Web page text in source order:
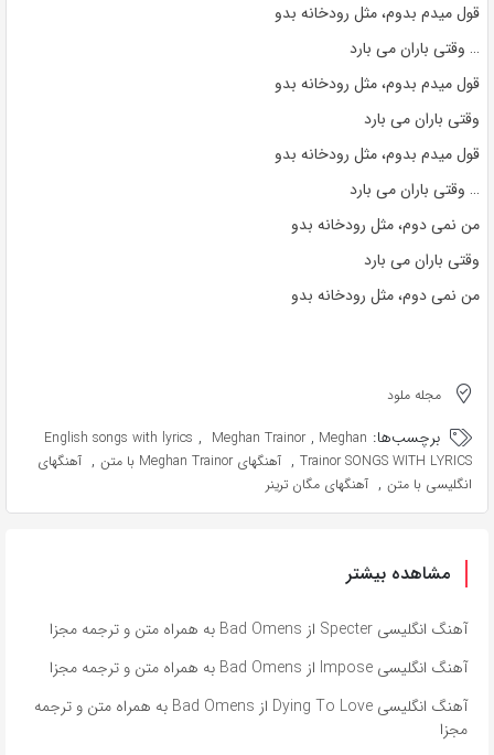
قول میدم بدوم، مثل رودخانه بدو
… وقتی باران می بارد
قول میدم بدوم، مثل رودخانه بدو
وقتی باران می بارد
قول میدم بدوم، مثل رودخانه بدو
… وقتی باران می بارد
من نمی دوم، مثل رودخانه بدو
وقتی باران می بارد
من نمی دوم، مثل رودخانه بدو
مجله ملود
برچسب‌ها: English songs with lyrics , Meghan Trainor , Meghan
Trainor SONGS WITH LYRICS
, آهنگهای Meghan Trainor با متن , آهنگهای
انگلیسی با متن , آهنگهای مگان ترینر
مشاهده بیشتر
آهنگ انگلیسی Specter از Bad Omens به همراه متن و ترجمه مجزا
آهنگ انگلیسی Impose از Bad Omens به همراه متن و ترجمه مجزا
آهنگ انگلیسی Dying To Love از Bad Omens به همراه متن و ترجمه
مجزا